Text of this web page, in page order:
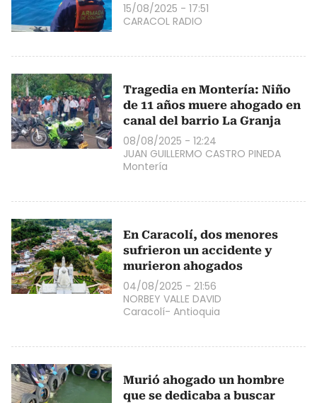
15/08/2025 - 17:51
CARACOL RADIO
Tragedia en Montería: Niño
de 11 años muere ahogado en
canal del barrio La Granja
08/08/2025 - 12:24
JUAN GUILLERMO CASTRO PINEDA
Montería
En Caracolí, dos menores
sufrieron un accidente y
murieron ahogados
04/08/2025 - 21:56
NORBEY VALLE DAVID
Caracolí- Antioquia
Murió ahogado un hombre
que se dedicaba a buscar